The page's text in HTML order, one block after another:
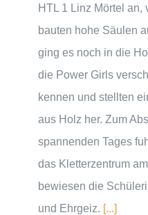
HTL 1 Linz Mörtel an,
bauten hohe Säulen
ging es noch in die
die Power Girls
kennen und stellten
aus Holz her. Zum
spannenden Tages
das Kletterzentrum
bewiesen die
und Ehrgeiz. [...]